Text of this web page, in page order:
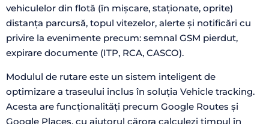
vehiculelor din flotă (în mișcare, staționate, oprite)
distanța parcursă, topul vitezelor, alerte și notificări cu
privire la evenimente precum: semnal GSM pierdut,
expirare documente (ITP, RCA, CASCO).
Modulul de rutare este un sistem inteligent de
optimizare a traseului inclus în soluția Vehicle tracking.
Acesta are funcționalități precum Google Routes și
Google Places, cu ajutorul cărora calculezi timpul în